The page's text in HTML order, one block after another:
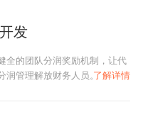
发
全的团队分润奖励机制，让代
润管理解放财务人员。了解详情